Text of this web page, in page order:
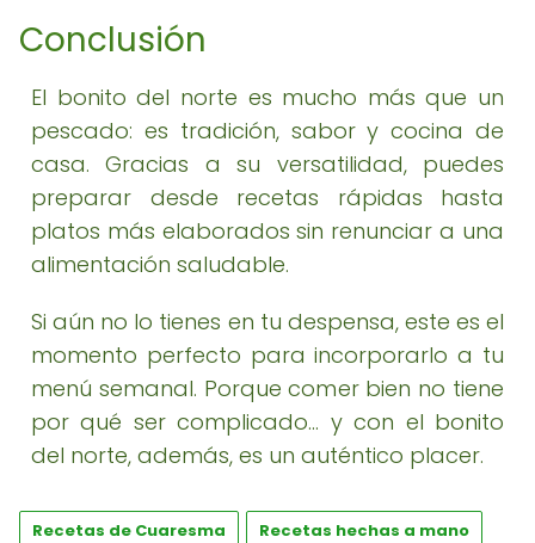
Conclusión
El bonito del norte es mucho más que un
pescado: es tradición, sabor y cocina de
casa. Gracias a su versatilidad, puedes
preparar desde recetas rápidas hasta
platos más elaborados sin renunciar a una
alimentación saludable.
Si aún no lo tienes en tu despensa, este es el
momento perfecto para incorporarlo a tu
menú semanal. Porque comer bien no tiene
por qué ser complicado… y con el bonito
del norte, además, es un auténtico placer.
Recetas de Cuaresma Recetas hechas a mano